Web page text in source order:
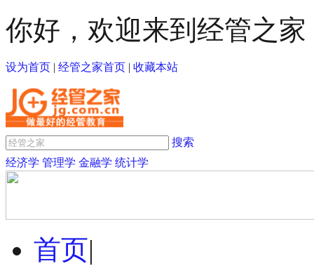
你好，欢迎来到经管之家
设为首页 | 经管之家首页 | 收藏本站
搜索
经济学 管理学 金融学 统计学
首页|